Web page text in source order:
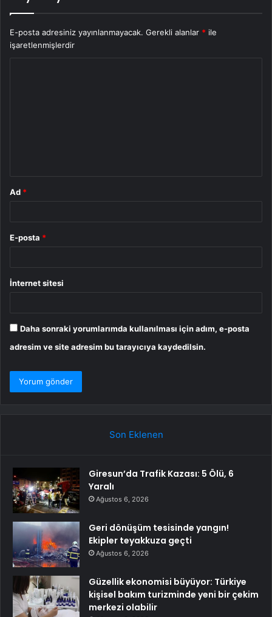
E-posta adresiniz yayınlanmayacak. Gerekli alanlar * ile
işaretlenmişlerdir
Ad *
E-posta *
İnternet sitesi
Daha sonraki yorumlarımda kullanılması için adım, e-posta
adresim ve site adresim bu tarayıcıya kaydedilsin.
Son Eklenen
Giresun’da Trafik Kazası: 5 Ölü, 6
Yaralı
Ağustos 6, 2026
Geri dönüşüm tesisinde yangın!
Ekipler teyakkuza geçti
Ağustos 6, 2026
Güzellik ekonomisi büyüyor: Türkiye
kişisel bakım turizminde yeni bir çekim
merkezi olabilir